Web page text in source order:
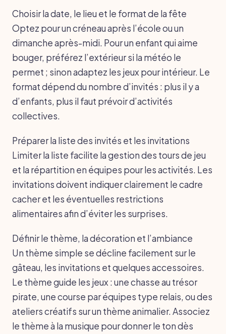
Choisir la date, le lieu et le format de la fête
Optez pour un créneau après l’école ou un
dimanche après-midi. Pour un enfant qui aime
bouger, préférez l’extérieur si la météo le
permet ; sinon adaptez les jeux pour intérieur. Le
format dépend du nombre d’invités : plus il y a
d’enfants, plus il faut prévoir d’activités
collectives.
Préparer la liste des invités et les invitations
Limiter la liste facilite la gestion des tours de jeu
et la répartition en équipes pour les activités. Les
invitations doivent indiquer clairement le cadre
cacher et les éventuelles restrictions
alimentaires afin d’éviter les surprises.
Définir le thème, la décoration et l’ambiance
Un thème simple se décline facilement sur le
gâteau, les invitations et quelques accessoires.
Le thème guide les jeux : une chasse au trésor
pirate, une course par équipes type relais, ou des
ateliers créatifs sur un thème animalier. Associez
le thème à la musique pour donner le ton dès